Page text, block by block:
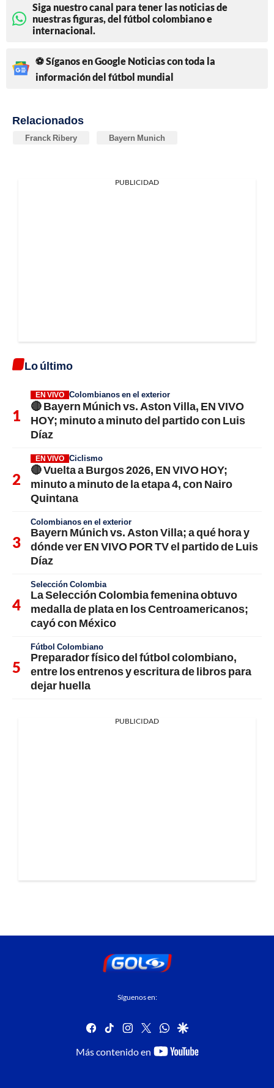
Siga nuestro canal para tener las noticias de
nuestras figuras, del fútbol colombiano e
internacional.
⚽ Síganos en Google Noticias con toda la
información del fútbol mundial
Relacionados
Franck Ribery Bayern Munich
PUBLICIDAD
Lo último
EN VIVO Colombianos en el exterior
🔴 Bayern Múnich vs. Aston Villa, EN VIVO
HOY; minuto a minuto del partido con Luis
Díaz
EN VIVO Ciclismo
🔴 Vuelta a Burgos 2026, EN VIVO HOY;
minuto a minuto de la etapa 4, con Nairo
Quintana
Colombianos en el exterior
Bayern Múnich vs. Aston Villa; a qué hora y
dónde ver EN VIVO POR TV el partido de Luis
Díaz
Selección Colombia
La Selección Colombia femenina obtuvo
medalla de plata en los Centroamericanos;
cayó con México
Fútbol Colombiano
Preparador físico del fútbol colombiano,
entre los entrenos y escritura de libros para
dejar huella
PUBLICIDAD
Síguenos en:
facebook
tiktok instagram
twitterwhatsapp
google
Más contenido en
youtube-